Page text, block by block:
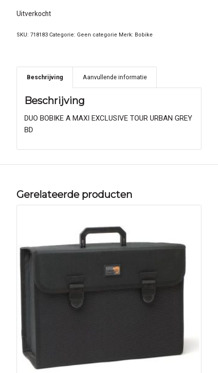
Uitverkocht
SKU: 718183 Categorie: Geen categorie Merk: Bobike
Beschrijving Aanvullende informatie
Beschrijving
DUO BOBIKE A MAXI EXCLUSIVE TOUR URBAN GREY
BD
Gerelateerde producten